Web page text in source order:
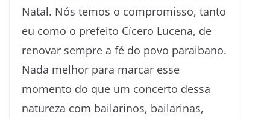
Natal. Nós temos o compromisso, tanto
eu como o prefeito Cícero Lucena, de
renovar sempre a fé do povo paraibano.
Nada melhor para marcar esse
momento do que um concerto dessa
natureza com bailarinos, bailarinas,